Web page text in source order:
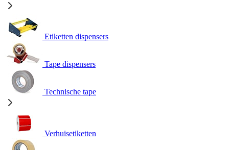
Etiketten dispensers
Tape dispensers
Technische tape
Verhuisetiketten